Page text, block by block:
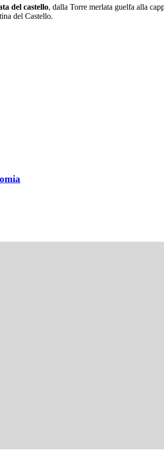
del castello, dalla Torre merlata guelfa alla
del Castello.